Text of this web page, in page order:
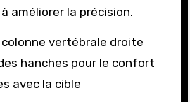
améliorer la précision.
vertébrale droite
hanches pour le confort
avec la cible